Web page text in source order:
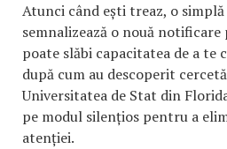
Atunci când ești treaz, o
semnalizează o nouă
poate slăbi capacitatea de a te
după cum au descoperit
Universitatea de Stat din
pe modul silențios pentru a
atenției.